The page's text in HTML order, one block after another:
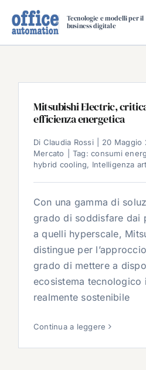
Tecnologie e modelli per il
business digitale
DAL MERCATO
CARRIERE
VIDEO
EVENTI
CHI SIAMO
Mitsubishi Electric,
efficienza energetica
Di Claudia Rossi 20 Maggio
Mercato
Tag:consumi
hybrid cooling, Intelligenza
Con una gamma di
grado di soddisfare dai
a quelli hyperscale,
distingue per
grado di mettere a
ecosistema tecnologico
realmente sostenibile
Continua a leggere